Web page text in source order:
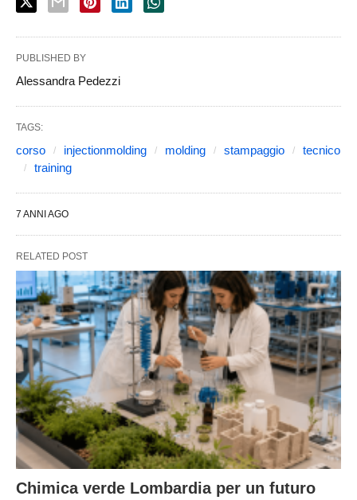
PUBLISHED BY
Alessandra Pedezzi
TAGS:
corso injectionmolding molding stampaggio
tecnico
training
7 ANNI AGO
RELATED POST
Chimica verde Lombardia per un futuro